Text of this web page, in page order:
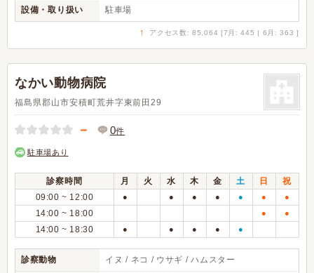
設備・取り扱い 駐車場
↑ アクセス数: 85,064 [7月: 445 | 6月: 363 ]
なかい動物病院
福島県郡山市安積町荒井字東前田29
－ 0件
駐車場あり
診察時間 月 火 水 木 金 土 日
祝
09:00 ~ 12:00
● ● ● ● ● ● ●
14:00 ~ 18:00 ● ●
14:00 ~ 18:30 ● ● ● ● ●
診察動物 イヌ / ネコ / ウサギ / ハムスター